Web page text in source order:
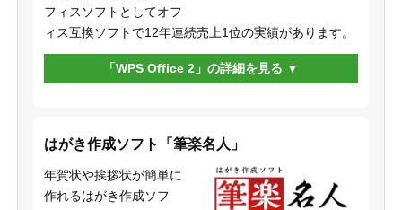
フィスソフトとしてオフ
ィス互換ソフトで12年連続売上1位の実績があります。
「WPS Office 2」の詳細を見る
はがき作成ソフト「筆楽名人」
年賀状や挨拶状が簡単に
作れるはがき作成ソフ